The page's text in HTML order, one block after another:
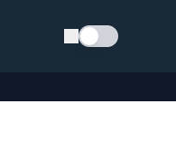
Schimba tema